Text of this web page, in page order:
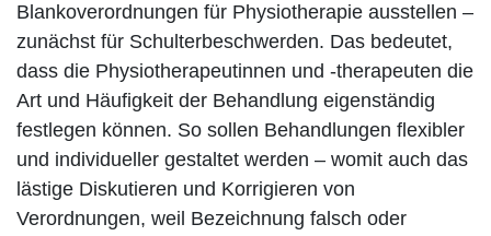
Blankoverordnungen für Physiotherapie ausstellen –
zunächst für Schulterbeschwerden. Das bedeutet,
dass die Physiotherapeutinnen und -therapeuten die
Art und Häufigkeit der Behandlung eigenständig
festlegen können. So sollen Behandlungen flexibler
und individueller gestaltet werden – womit auch das
lästige Diskutieren und Korrigieren von
Verordnungen, weil Bezeichnung falsch oder